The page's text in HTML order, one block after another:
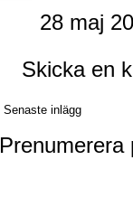
28 maj
Skicka en
Senaste inlägg